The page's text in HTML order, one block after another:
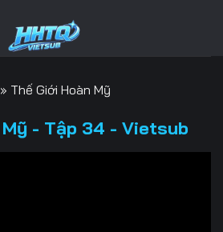
» Thế Giới Hoàn Mỹ
- Tập 34 - Vietsub